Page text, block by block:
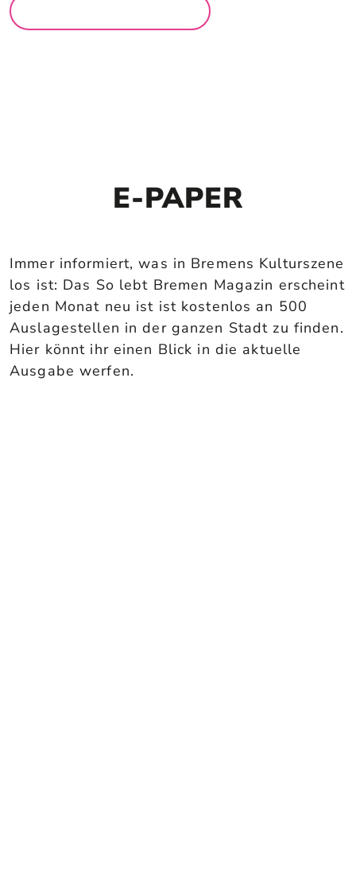
E-PAPER
Immer informiert, was in Bremens Kulturszene
los ist: Das So lebt Bremen Magazin erscheint
jeden Monat neu ist ist kostenlos an 500
Auslagestellen in der ganzen Stadt zu finden.
Hier könnt ihr einen Blick in die aktuelle
Ausgabe werfen.